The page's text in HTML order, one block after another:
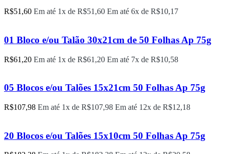
R$51,60 Em até 1x de R$51,60 Em até 6x de R$10,17
01 Bloco e/ou Talão 30x21cm de 50 Folhas Ap 75g
R$61,20 Em até 1x de R$61,20 Em até 7x de R$10,58
05 Blocos e/ou Talões 15x21cm 50 Folhas Ap 75g
R$107,98 Em até 1x de R$107,98 Em até 12x de R$12,18
20 Blocos e/ou Talões 15x10cm 50 Folhas Ap 75g